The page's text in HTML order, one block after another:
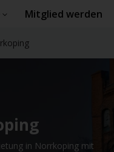
Mitglied werden
in Norrkoping mit